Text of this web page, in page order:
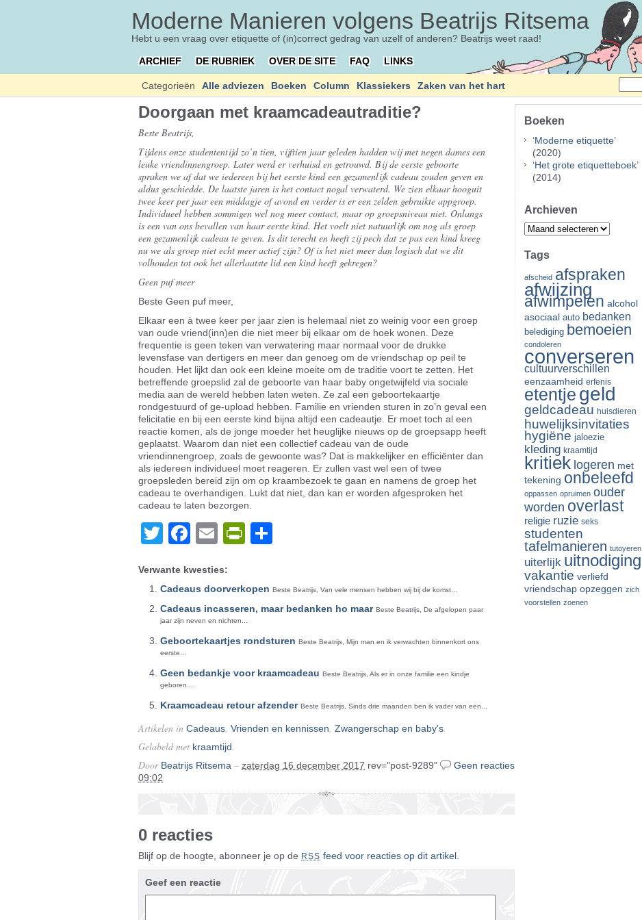
Moderne Manieren volgens Beatrijs Ritsema
Hebt u een vraag over etiquette of (in)correct gedrag van uzelf of anderen? Beatrijs weet raad!
ARCHIEF DE RUBRIEK OVER DE SITE FAQ LINKS
naar:
Categorieën Alle adviezen Boeken Column Klassiekers Zaken van het hart
Doorgaan met kraamcadeautraditie?
Beste Beatrijs,
Tijdens onze studententijd zo’n tien, vijftien jaar geleden hadden wij met negen dames een
leuke vriendinnengroep. Later werd er verhuisd en getrouwd. Bij de eerste geboorte
spraken we af dat we iedereen bij het eerste kind een gezamenlijk cadeau zouden geven en
aldus geschiedde. De laatste jaren is het contact nogal verwaterd. We zien elkaar hooguit
twee keer per jaar een middagje of avond en verder is er een zelden gebruikte appgroep.
Individueel hebben sommigen wel nog meer contact, maar op groepsniveau niet. Onlangs
is een van ons bevallen van haar eerste kind. Het voelt niet natuurlijk om nog als groep
een gezamenlijk cadeau te geven. Is dit terecht en heeft zij pech dat ze pas een kind kreeg
nu we als groep niet echt meer actief zijn? Of is het niet meer dan logisch dat we dit
volhouden tot ook het allerlaatste lid een kind heeft gekregen?
Geen puf meer
Beste Geen puf meer,
Elkaar een à twee keer per jaar zien is helemaal niet zo weinig voor een groep
van oude vriend(inn)en die niet meer bij elkaar om de hoek wonen. Deze
frequentie is geen teken van verwatering maar normaal voor de drukke
levensfase van dertigers en meer dan genoeg om de vriendschap op peil te
houden. Het lijkt dan ook een kleine moeite om de traditie voort te zetten. Het
betreffende groepslid zal de geboorte van haar baby ongetwijfeld via sociale
media aan de wereld hebben laten weten. Ze zal een geboortekaartje
rondgestuurd of ge-upload hebben. Familie en vrienden sturen in zo’n geval een
felicitatie en bij een eerste kind bijna altijd een cadeautje. Er moet toch al een
reactie komen, als de jonge moeder het heuglijke nieuws op de groepsapp heeft
geplaatst. Waarom dan niet een collectief cadeau van de oude
vriendinnengroep, zoals de gewoonte was? Dat is makkelijker en efficiënter dan
als iedereen individueel moet reageren. Er zullen vast wel een of twee
groepsleden bereid zijn om op kraambezoek te gaan en namens de groep het
cadeau te overhandigen. Lukt dat niet, dan kan er worden afgesproken het
cadeau te laten bezorgen.
TwitterFacebook
EmailPrintFriendly
Verwante kwesties:
Cadeaus doorverkopen Beste Beatrijs, Van vele mensen hebben wij bij de komst...
Cadeaus incasseren, maar bedanken ho maar Beste Beatrijs, De afgelopen paar
jaar zijn neven en nichten...
Geboortekaartjes rondsturen Beste Beatrijs, Mijn man en ik verwachten binnenkort ons
eerste...
Geen bedankje voor kraamcadeau Beste Beatrijs, Als er in onze familie een kindje
geboren...
Kraamcadeau retour afzender Beste Beatrijs, Sinds drie maanden ben ik vader van een...
Artikelen in Cadeaus, Vrienden en kennissen, Zwangerschap en baby's.
Gelabeld met kraamtijd.
rev="post-9289" Geen reacties
Door Beatrijs Ritsema – zaterdag 16 december 2017
09:02
0 reacties
Blijf op de hoogte, abonneer je op de RSS feed voor reacties op dit artikel
Geef een reactie
Boeken
‘Moderne etiquette’
(2020)
‘Het grote etiquetteboek’
(2014)
Archieven
Archieven
Tags
afscheid afspraken
afwijzing
afwimpelen alcohol
asociaal auto bedanken
belediging bemoeien
condoleren
converseren
cultuurverschillen
eenzaamheid erfenis
etentje geld
geldcadeau huisdieren
huwelijksinvitaties
hygiëne jaloezie
kleding kraamtijd
kritiek logeren met
tekening onbeleefd
oppassen opruimen ouder
worden overlast
religie ruzie seks
studenten
tafelmanieren tutoyeren
uiterlijk uitnodiging
vakantie verliefd
vriendschap opzeggen zich
voorstellen zoenen